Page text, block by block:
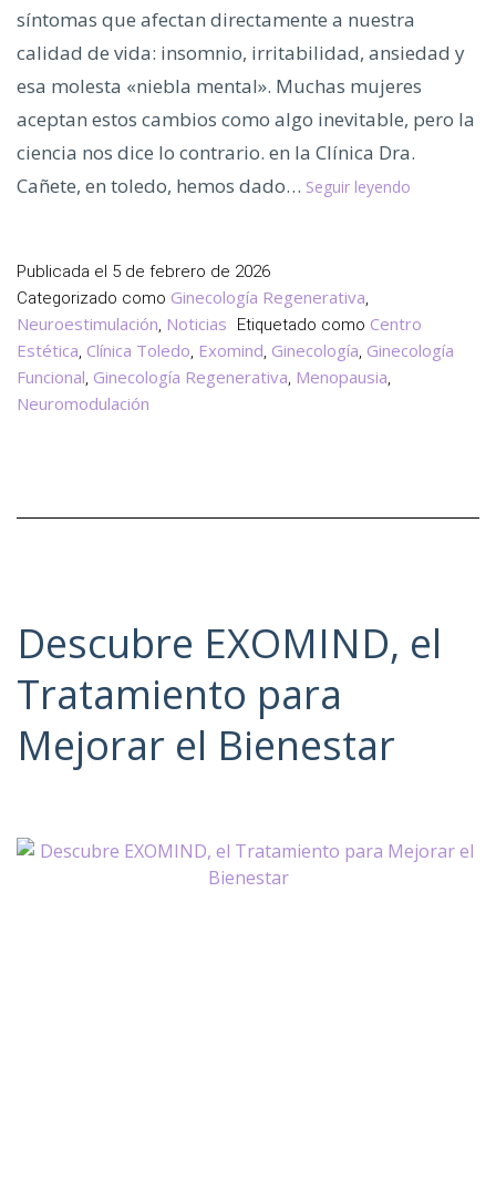
síntomas que afectan directamente a nuestra
calidad de vida: insomnio, irritabilidad, ansiedad y
esa molesta «niebla mental». Muchas mujeres
aceptan estos cambios como algo inevitable, pero la
ciencia nos dice lo contrario. en la Clínica Dra.
Cañete, en toledo, hemos dado… Seguir leyendo
en
la
Publicada el 5 de febrero de 2026
Categorizado como Ginecología Regenerativa,
Neuroestimulación, Noticias Etiquetado como Centro
Estética, Clínica Toledo, Exomind, Ginecología, Ginecología
Funcional, Ginecología Regenerativa, Menopausia,
Neuromodulación
Descubre EXOMIND, el
Tratamiento para
Mejorar el Bienestar